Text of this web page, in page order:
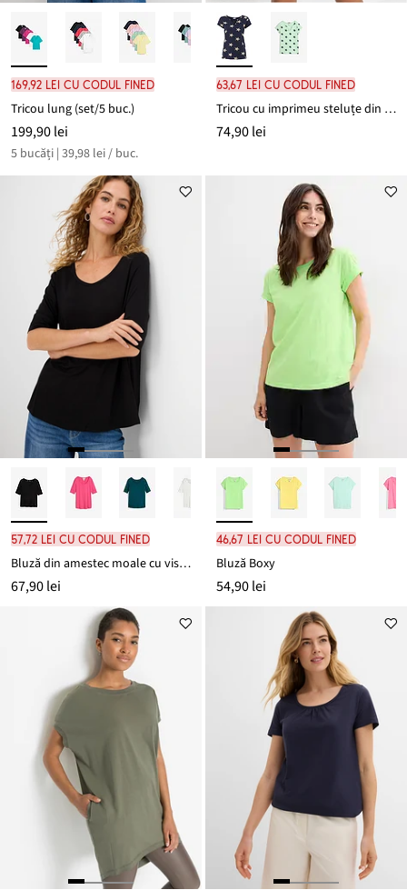
169,92 lei cu codul FINED
Tricou lung (set/5 buc.)
199,90 lei
5 bucăți | 39,98 lei / buc.
63,67 lei cu codul FINED
Tricou cu imprimeu steluțe din bumbac 100%
74,90 lei
57,72 lei cu codul FINED
Bluză din amestec moale cu viscoză
67,90 lei
46,67 lei cu codul FINED
Bluză Boxy
54,90 lei